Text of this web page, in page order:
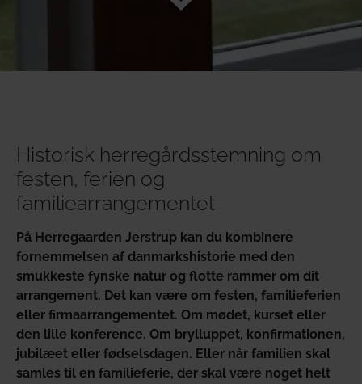
Historisk herregårdsstemning om
festen, ferien og
familiearrangementet
På Herregaarden Jerstrup kan du kombinere
fornemmelsen af danmarkshistorie med den
smukkeste fynske natur og flotte rammer om dit
arrangement. Det kan være om festen, familieferien
eller firmaarrangementet. Om mødet, kurset eller
den lille konference. Om brylluppet, konfirmationen,
jubilæet eller fødselsdagen. Eller når familien skal
samles til en familieferie, der skal være noget helt